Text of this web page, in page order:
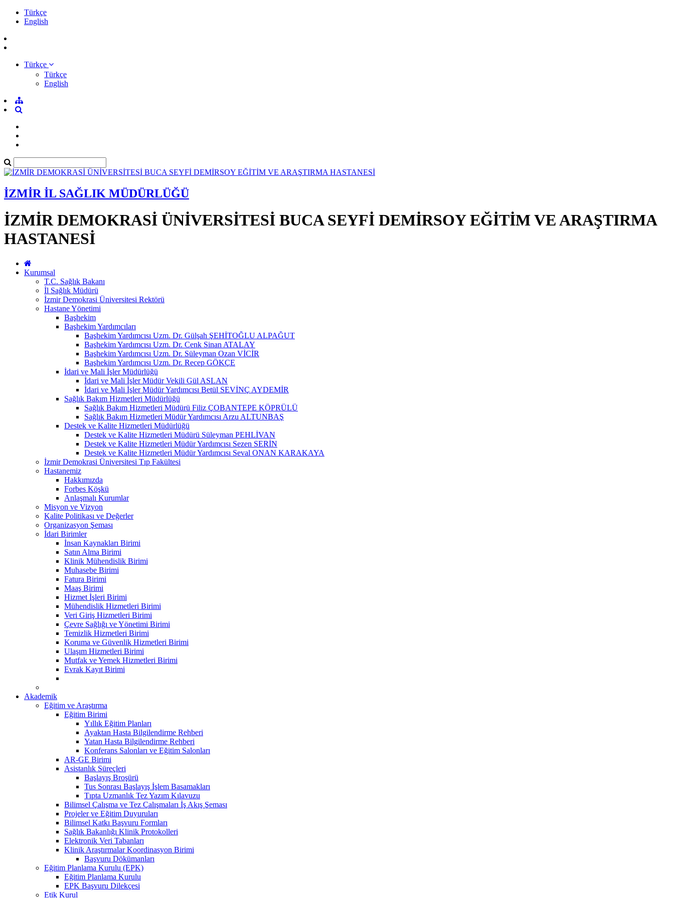
Türkçe
English
Türkçe
Türkçe
English
İZMİR İL SAĞLIK MÜDÜRLÜĞÜ
İZMİR DEMOKRASİ ÜNİVERSİTESİ BUCA SEYFİ DEMİRSOY EĞİTİM VE ARAŞTIRMA
HASTANESİ
Kurumsal
T.C. Sağlık Bakanı
İl Sağlık Müdürü
İzmir Demokrasi Üniversitesi Rektörü
Hastane Yönetimi
Başhekim
Başhekim Yardımcıları
Başhekim Yardımcısı Uzm. Dr. Gülşah ŞEHİTOĞLU ALPAĞUT
Başhekim Yardımcısı Uzm. Dr. Cenk Sinan ATALAY
Başhekim Yardımcısı Uzm. Dr. Süleyman Ozan VİCİR
Başhekim Yardımcısı Uzm. Dr. Recep GÖKÇE
İdari ve Mali İşler Müdürlüğü
İdari ve Mali İşler Müdür Vekili Gül ASLAN
İdari ve Mali İşler Müdür Yardımcısı Betül SEVİNÇ AYDEMİR
Sağlık Bakım Hizmetleri Müdürlüğü
Sağlık Bakım Hizmetleri Müdürü Filiz ÇOBANTEPE KÖPRÜLÜ
Sağlık Bakım Hizmetleri Müdür Yardımcısı Arzu ALTUNBAŞ
Destek ve Kalite Hizmetleri Müdürlüğü
Destek ve Kalite Hizmetleri Müdürü Süleyman PEHLİVAN
Destek ve Kalite Hizmetleri Müdür Yardımcısı Sezen SERİN
Destek ve Kalite Hizmetleri Müdür Yardımcısı Seval ONAN KARAKAYA
İzmir Demokrasi Üniversitesi Tıp Fakültesi
Hastanemiz
Hakkımızda
Forbes Köşkü
Anlaşmalı Kurumlar
Misyon ve Vizyon
Kalite Politikası ve Değerler
Organizasyon Şeması
İdari Birimler
İnsan Kaynakları Birimi
Satın Alma Birimi
Klinik Mühendislik Birimi
Muhasebe Birimi
Fatura Birimi
Maaş Birimi
Hizmet İşleri Birimi
Mühendislik Hizmetleri Birimi
Veri Giriş Hizmetleri Birimi
Çevre Sağlığı ve Yönetimi Birimi
Temizlik Hizmetleri Birimi
Koruma ve Güvenlik Hizmetleri Birimi
Ulaşım Hizmetleri Birimi
Mutfak ve Yemek Hizmetleri Birimi
Evrak Kayıt Birimi
Akademik
Eğitim ve Araştırma
Eğitim Birimi
Yıllık Eğitim Planları
Ayaktan Hasta Bilgilendirme Rehberi
Yatan Hasta Bilgilendirme Rehberi
Konferans Salonları ve Eğitim Salonları
AR-GE Birimi
Asistanlık Süreçleri
Başlayış Broşürü
Tus Sonrası Başlayış İşlem Basamakları
Tıpta Uzmanlık Tez Yazım Kılavuzu
Bilimsel Çalışma ve Tez Çalışmaları İş Akış Şeması
Projeler ve Eğitim Duyuruları
Bilimsel Katkı Başvuru Formları
Sağlık Bakanlığı Klinik Protokolleri
Elektronik Veri Tabanları
Klinik Araştırmalar Koordinasyon Birimi
Başvuru Dökümanları
Eğitim Planlama Kurulu (EPK)
Eğitim Planlama Kurulu
EPK Başvuru Dilekçesi
Etik Kurul